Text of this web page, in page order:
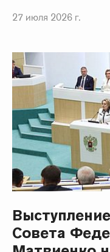
27 июля 2026 г.
Совета